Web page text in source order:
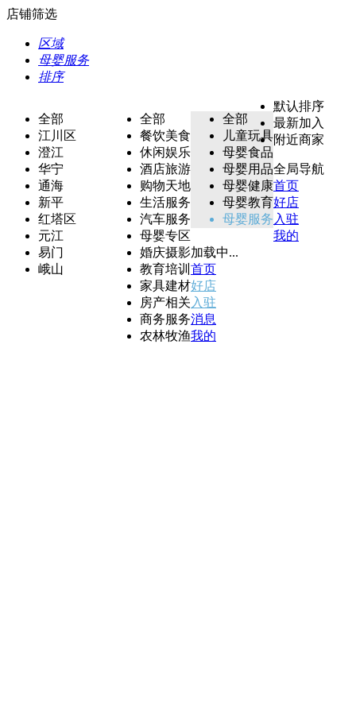
店铺筛选
区域
母婴服务
排序
全部
江川区
澄江
华宁
通海
新平
红塔区
元江
易门
峨山
全部
餐饮美食
休闲娱乐
酒店旅游
购物天地
生活服务
汽车服务
母婴专区
婚庆摄影
教育培训
家具建材
房产相关
商务服务
农林牧渔
全部
儿童玩具
母婴食品
母婴用品
母婴健康
母婴教育
母婴服务
默认排序
最新加入
附近商家
全局导航
首页
好店
入驻
我的
加载中...
首页
好店
入驻
消息
我的